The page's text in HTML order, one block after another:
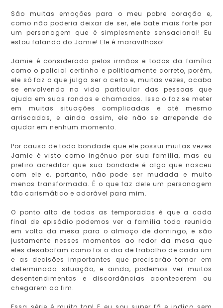
São muitas emoções para o meu pobre coração e,
como não poderia deixar de ser, ele bate mais forte por
um personagem que é simplesmente sensacional! Eu
estou falando do Jamie! Ele é maravilhoso!
Jamie é considerado pelos irmãos e todos da família
como o policial certinho e politicamente correto, porém,
ele só faz o que julga ser o certo e, muitas vezes, acaba
se envolvendo na vida particular das pessoas que
ajuda em suas rondas e chamados. Isso o faz se meter
em muitas situações complicadas e até mesmo
arriscadas, e ainda assim, ele não se arrepende de
ajudar em nenhum momento.
Por causa de toda bondade que ele possui muitas vezes
Jamie é visto como ingênuo por sua família, mas eu
prefiro acreditar que sua bondade é algo que nasceu
com ele e, portanto, não pode ser mudada e muito
menos transformada. É o que faz dele um personagem
tão carismático e adorável para mim.
O ponto alto de todas as temporadas é que a cada
final de episódio podemos ver a família toda reunida
em volta da mesa para o almoço de domingo, e são
justamente nesses momentos ao redor da mesa que
eles desabafam como foi o dia de trabalho de cada um
e as decisões importantes que precisarão tomar em
determinada situação, e ainda, podemos ver muitos
desentendimentos e discordâncias acontecerem ou
chegarem ao fim.